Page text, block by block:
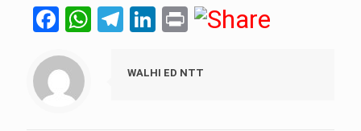
Facebook
WhatsApp
Telegram
LinkedIn
Print
WALHI ED NTT